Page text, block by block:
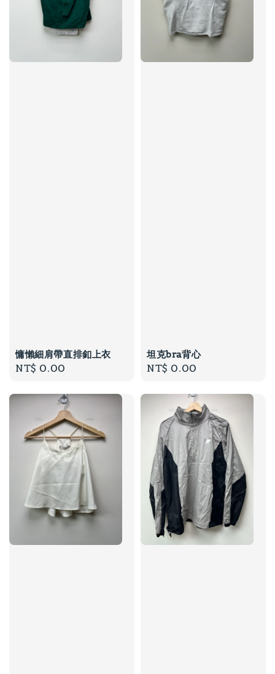
慵懶細肩帶直排釦上衣
Regular
NT$ 0.00
坦克bra背心
Regular
NT$ 0.00